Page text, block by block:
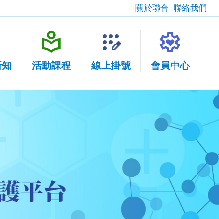
關於聯合 聯絡我們
local_library
活動課程
app_registration
線上掛號
settings_heart
會員中心